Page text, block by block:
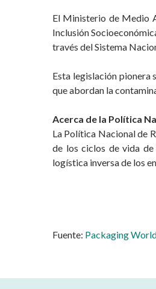
El Ministerio de Medio
Inclusión
través del Sistema
Esta legislación pionera
que abordan la
Acerca de la Política
La Política Nacional de
de los ciclos de vida de
logística inversa de los
Fuente: Packaging